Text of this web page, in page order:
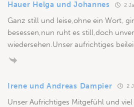
Hauer Helga und Johannes 2
Ganz still und leise,ohne ein Wort,
besessen,nun ruht es still,doch
wiedersehen.Unser aufrichtiges
Irene und Andreas Dampier 2
Unser Aufrichtiges Mitgefühl und